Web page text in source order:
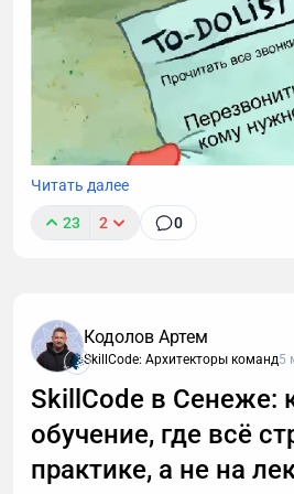
Транскрибация преобразует
позволяя находить любые
буквально за секунды.
работы этой технологии,
также — как настроить
технике.
Читать далее
23 2 0
Кодолов Артем
SkillCode: Архитекторы команд5
SkillCode в Сенеже:
обучение, где всё
практике, а не на